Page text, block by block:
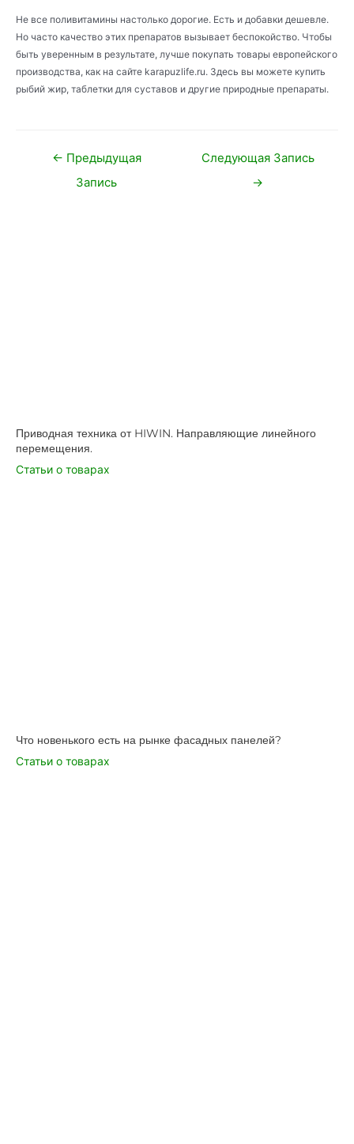
Не все поливитамины настолько дорогие. Есть и добавки дешевле.
Но часто качество этих препаратов вызывает беспокойство. Чтобы
быть уверенным в результате, лучше покупать товары европейского
производства, как на сайте karapuzlife.ru. Здесь вы можете купить
рыбий жир, таблетки для суставов и другие природные препараты.
Навигация
← Предыдущая
Запись
Следующая Запись
→
Приводная техника от HIWIN. Направляющие линейного
перемещения.
Статьи о товарах
Что новенького есть на рынке фасадных панелей?
Статьи о товарах